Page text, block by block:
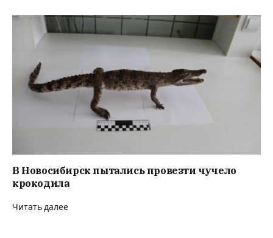
В Новосибирск пытались провезти чучело
крокодила
Читать далее